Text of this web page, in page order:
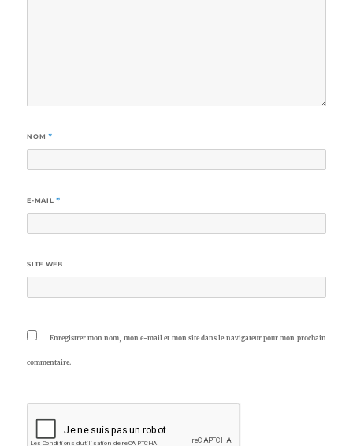
NOM *
E-MAIL *
SITE WEB
Enregistrer mon nom, mon e-mail et mon site dans le navigateur pour mon prochain
commentaire.